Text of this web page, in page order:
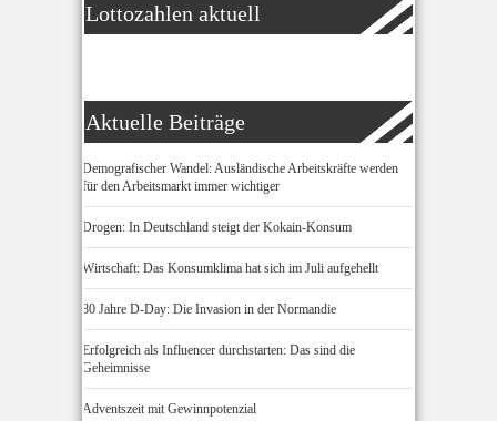
Lottozahlen aktuell
Aktuelle Beiträge
Demografischer Wandel: Ausländische Arbeitskräfte werden
für den Arbeitsmarkt immer wichtiger
Drogen: In Deutschland steigt der Kokain-Konsum
Wirtschaft: Das Konsumklima hat sich im Juli aufgehellt
80 Jahre D-Day: Die Invasion in der Normandie
Erfolgreich als Influencer durchstarten: Das sind die
Geheimnisse
Adventszeit mit Gewinnpotenzial